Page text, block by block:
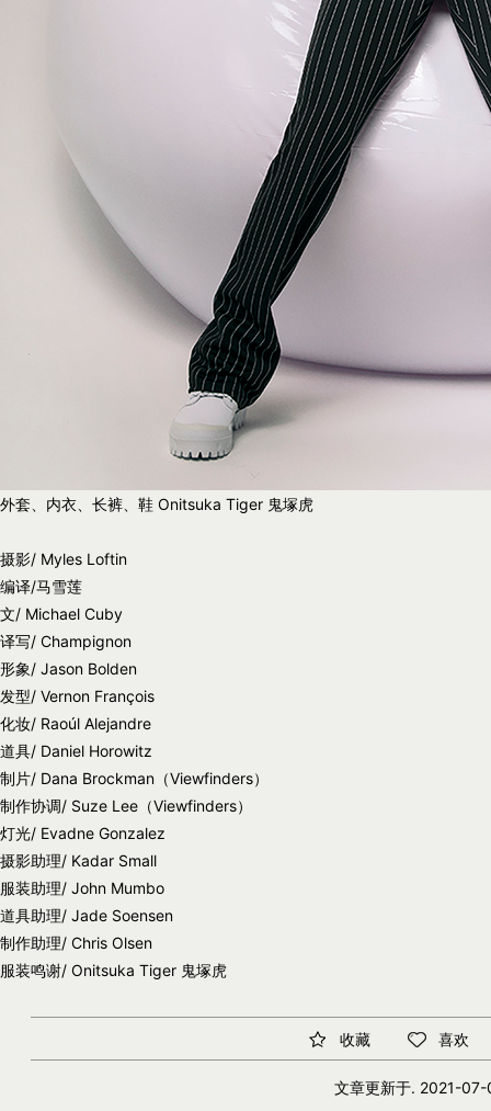
外套、内衣、长裤、鞋 Onitsuka Tiger 鬼塚虎
摄影/ Myles Loftin
编译/马雪莲
文/ Michael Cuby
译写/ Champignon
形象/ Jason Bolden
发型/ Vernon François
化妆/ Raoúl Alejandre
道具/ Daniel Horowitz
制片/ Dana Brockman（Viewfinders）
制作协调/ Suze Lee（Viewfinders）
灯光/ Evadne Gonzalez
摄影助理/ Kadar Small
服装助理/ John Mumbo
道具助理/ Jade Soensen
制作助理/ Chris Olsen
服装鸣谢/ Onitsuka Tiger 鬼塚虎
收藏 喜欢
文章更新于. 2021-